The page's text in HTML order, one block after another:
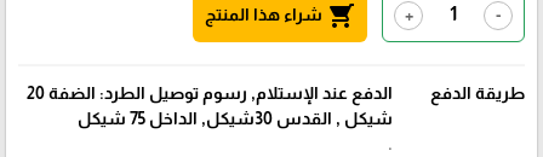
-
+
shopping_cart شراء هذا المنتج
طريقة الدفع
الدفع عند الإستلام, رسوم توصيل الطرد: الضفة 20
شيكل , القدس 30شيكل, الداخل 75 شيكل
.